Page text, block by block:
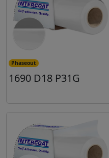
Phaseout
1690 D18 P31G